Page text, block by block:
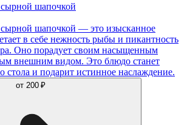
шапочкой
шапочкой — это изысканное
в себе нежность рыбы и пикантность
Оно порадует своим насыщенным
внешним видом. Это блюдо станет
стола и подарит истинное наслаждение.
от 200 ₽